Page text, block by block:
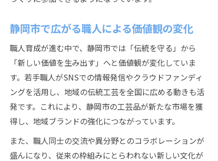
静岡市で広がる職人による価値観の変化
職人育成が進む中で、静岡市では「伝統を守る」から
「新しい価値を生み出す」へと価値観が変化していま
す。若手職人がSNSでの情報発信やクラウドファンディ
ングを活用し、地域の伝統工芸を全国に広める動きも活
発です。これにより、静岡市の工芸品が新たな市場を獲
得し、地域ブランドの強化につながっています。
また、職人同士の交流や異分野とのコラボレーションが
盛んになり、従来の枠組みにとらわれない新しい文化が